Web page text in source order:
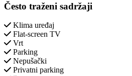
Često traženi sadržaji
Klima uređaj
Flat-screen TV
Vrt
Parking
Nepušački
Privatni parking